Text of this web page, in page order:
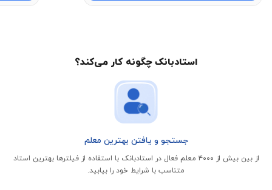
استادبانک چگونه کار می‌کند؟
جستجو و یافتن بهترین معلم
از بین بیش از ۴۰۰۰ معلم فعال در استادبانک با استفاده از فیلتر‌ها بهترین استاد
متناسب با شرایط خود را بیابید.